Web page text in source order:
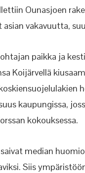
Ounasjoen
vakavuutta,
paikka ja
Koijärvellä
kaupungissa,
kokouksessa.
median
Siis